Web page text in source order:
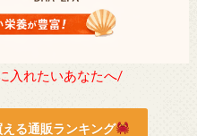
入れたいあなたへ/
る通販ランキング